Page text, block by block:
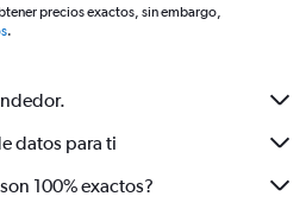
precios exactos, sin embargo,
.
datos para ti
100% exactos?